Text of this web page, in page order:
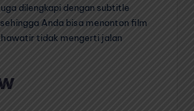
dilengkapi dengan subtitle
Anda bisa menonton film
tidak mengerti jalan